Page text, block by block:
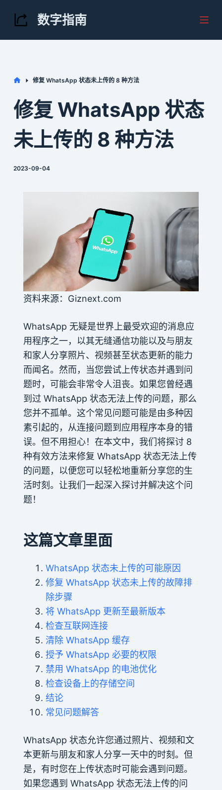
S
k
i
o
o
n
数字指南
Home修复 WhatsApp 状态未上传的 8 种方法
修复 WhatsApp 状态
未上传的 8 种方法
2023-09-04
资料来源：Giznext.com
WhatsApp 无疑是世界上最受欢迎的消息应
用程序之一，以其无缝通信功能以及与朋友
和家人分享照片、视频甚至状态更新的能力
而闻名。然而，当您尝试上传状态并遇到问
题时，可能会非常令人沮丧。如果您曾经遇
到过 WhatsApp 状态无法上传的问题，那么
您并不孤单。这个常见问题可能是由多种因
素引起的，从连接问题到应用程序本身的错
误。但不用担心！在本文中，我们将探讨 8
种有效方法来修复 WhatsApp 状态无法上传
的问题，以便您可以轻松地重新分享您的生
活时刻。让我们一起深入探讨并解决这个问
题！
这篇文章里面
WhatsApp 状态未上传的可能原因
修复 WhatsApp 状态未上传的故障排
除步骤
将 WhatsApp 更新至最新版本
检查互联网连接
清除 WhatsApp 缓存
授予 WhatsApp 必要的权限
禁用 WhatsApp 的电池优化
检查设备上的存储空间
结论
常见问题解答
WhatsApp 状态允许您通过照片、视频和文
本更新与朋友和家人分享一天中的时刻。但
是，有时您在上传状态时可能会遇到问题。
如果您遇到 WhatsApp 状态无法上传的问